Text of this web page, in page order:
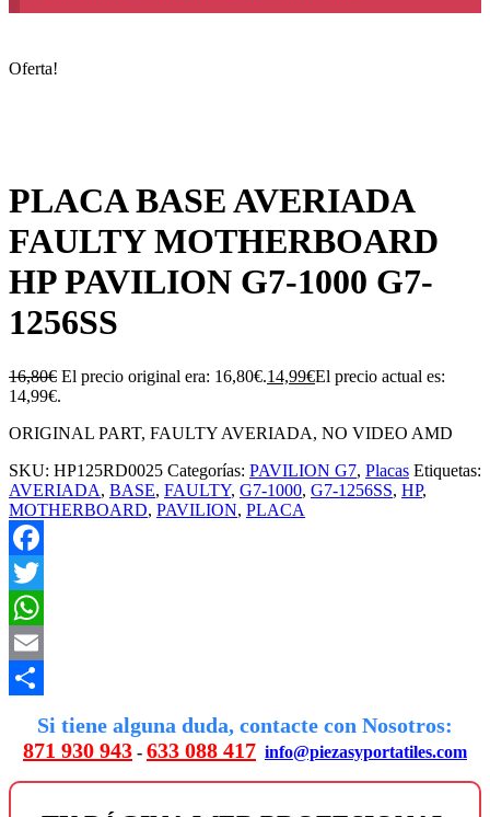
Oferta!
PLACA BASE AVERIADA
FAULTY MOTHERBOARD
HP PAVILION G7-1000 G7-
1256SS
16,80€ El precio original era: 16,80€.14,99€El precio actual es:
14,99€.
ORIGINAL PART, FAULTY AVERIADA, NO VIDEO AMD
SKU: HP125RD0025 Categorías: PAVILION G7, Placas Etiquetas:
AVERIADA, BASE, FAULTY, G7-1000, G7-1256SS, HP,
MOTHERBOARD, PAVILION, PLACA
Facebook
Twitter
WhatsApp
Email
Si tiene alguna duda, contacte con Nosotros:
871 930 943 - 633 088 417 info@piezasyportatiles.com